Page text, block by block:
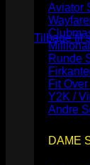
Ingen
Tilbage til
Aviator
Runde
Fit
Y2K /
Andre
DAME